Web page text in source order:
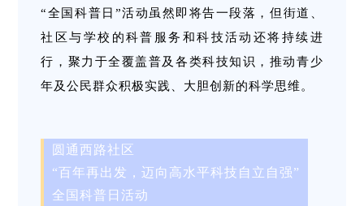
“全国科普日”活动虽然即将告一段落，但街道、
社区与学校的科普服务和科技活动还将持续进
行，聚力于全覆盖普及各类科技知识，推动青少
年及公民群众积极实践、大胆创新的科学思维。
圆通西路社区
“百年再出发，迈向高水平科技自立自强”
全国科普日活动